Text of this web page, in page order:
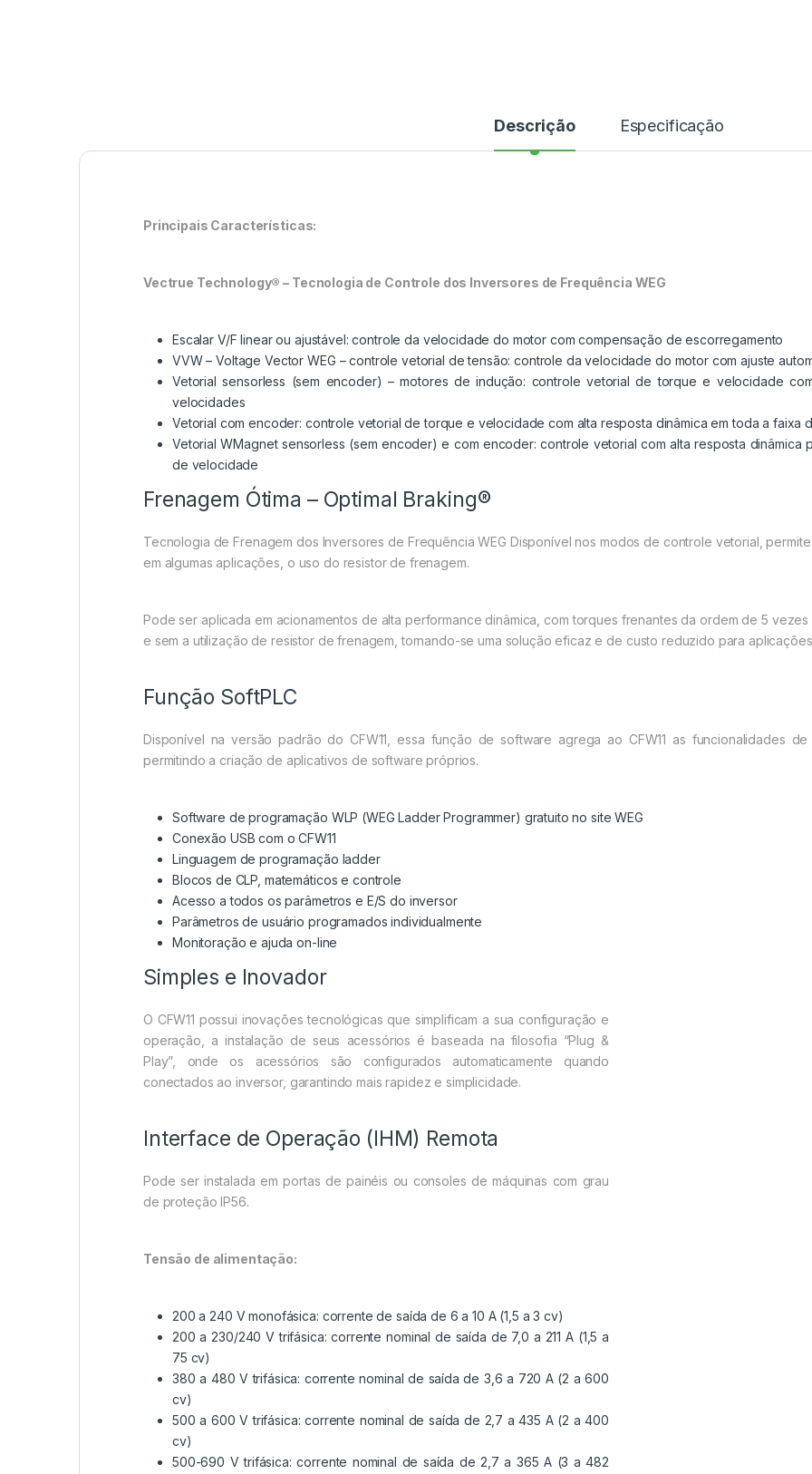
Descrição Especificação
Principais Características:
Vectrue Technology® – Tecnologia de Controle dos Inversores de Frequência WEG
Escalar V/F linear ou ajustável: controle da velocidade do motor com compensação de escorregamento
VVW – Voltage Vector WEG – controle vetorial de tensão: controle da velocidade do motor com ajuste
Vetorial sensorless (sem encoder) – motores de indução: controle vetorial de torque e velocidade
velocidades
Vetorial com encoder: controle vetorial de torque e velocidade com alta resposta dinâmica em toda a faixa
Vetorial WMagnet sensorless (sem encoder) e com encoder: controle vetorial com alta resposta dinâmica
de velocidade
Frenagem Ótima – Optimal Braking®
Tecnologia de Frenagem dos Inversores de Frequência WEG Disponível nos modos de controle vetorial,
em algumas aplicações, o uso do resistor de frenagem.
Pode ser aplicada em acionamentos de alta performance dinâmica, com torques frenantes da ordem de 5
e sem a utilização de resistor de frenagem, tornando-se uma solução eficaz e de custo reduzido para
Função SoftPLC
Disponível na versão padrão do CFW11, essa função de software agrega ao CFW11 as funcionalidades
permitindo a criação de aplicativos de software próprios.
Software de programação WLP (WEG Ladder Programmer) gratuito no site WEG
Conexão USB com o CFW11
Linguagem de programação ladder
Blocos de CLP, matemáticos e controle
Acesso a todos os parâmetros e E/S do inversor
Parâmetros de usuário programados individualmente
Monitoração e ajuda on-line
Simples e Inovador
O CFW11 possui inovações tecnológicas que simplificam a sua configuração e
operação, a instalação de seus acessórios é baseada na filosofia “Plug &
Play”, onde os acessórios são configurados automaticamente quando
conectados ao inversor, garantindo mais rapidez e simplicidade.
Interface de Operação (IHM) Remota
Pode ser instalada em portas de painéis ou consoles de máquinas com grau
de proteção IP56.
Tensão de alimentação:
200 a 240 V monofásica: corrente de saída de 6 a 10 A (1,5 a 3 cv)
200 a 230/240 V trifásica: corrente nominal de saída de 7,0 a 211 A (1,5 a
75 cv)
380 a 480 V trifásica: corrente nominal de saída de 3,6 a 720 A (2 a 600
cv)
500 a 600 V trifásica: corrente nominal de saída de 2,7 a 435 A (2 a 400
cv)
500-690 V trifásica: corrente nominal de saída de 2,7 a 365 A (3 a 482